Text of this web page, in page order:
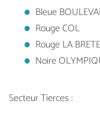
Bleue
Rouge COL
Rouge LA
Noire
Secteur Tierces :